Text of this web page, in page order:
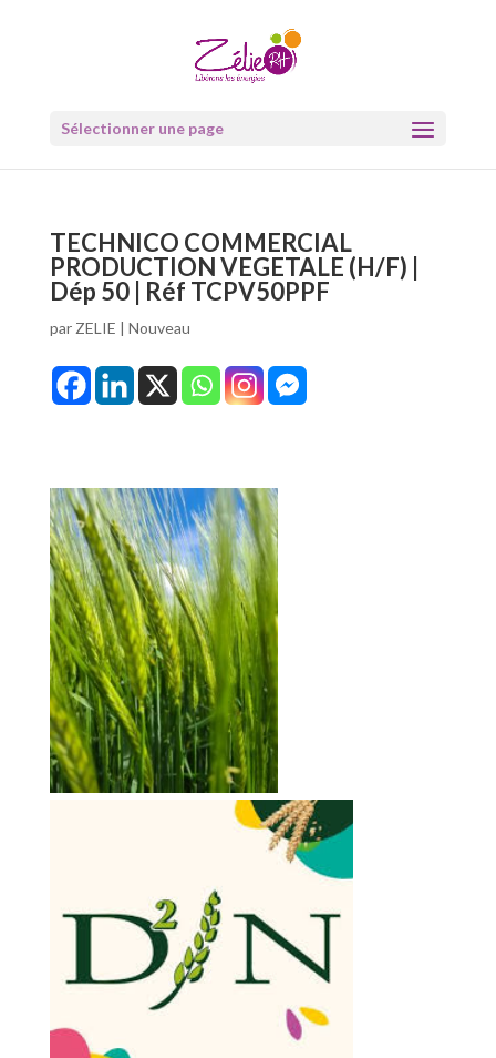
Sélectionner une page
TECHNICO COMMERCIAL
PRODUCTION VEGETALE (H/F) |
Dép 50 | Réf TCPV50PPF
par ZELIE | Nouveau